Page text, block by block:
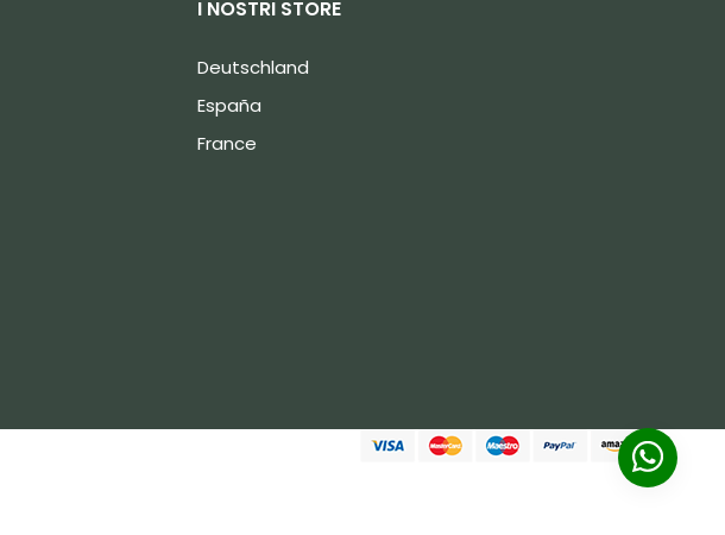
I NOSTRI STORE
Deutschland
España
France